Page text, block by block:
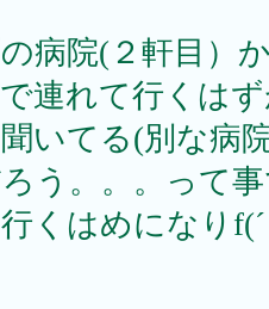
病院(２軒目）
連れて行くは
いてる(別な病
う。。。って
くはめになり